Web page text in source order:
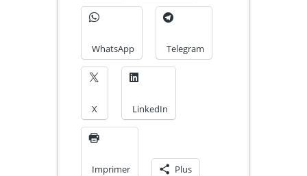
WhatsApp Telegram
X LinkedIn
Imprimer Plus